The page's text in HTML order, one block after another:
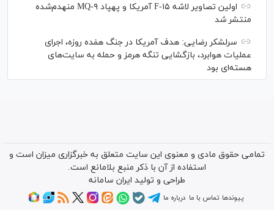
اولین تصاویر لاشه F-۱۵ آمریکا و پهپاد MQ-۹ منهدم‌شده
منتشر شد
سرلشکر رضایی: هدف آمریکا در جنگ هفده روزه، اجرای
عملیات هوابرد، بازگشایی تنگه هرمز و حمله به سایت‌های
هسته‌ای بود
تمامی حقوق مادی و معنوی این سایت متعلق به خبرگزاری میزان است و
استفاده از آن با ذکر منبع بلامانع است.
طراحی و تولید ایران سامانه
پیوندها تماس با ما درباره ما